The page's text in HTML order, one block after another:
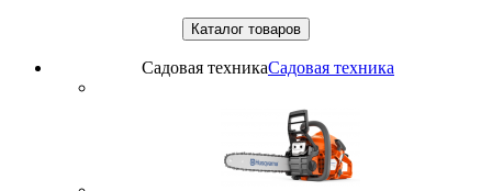
Каталог товаров
Садовая техникаСадовая техника